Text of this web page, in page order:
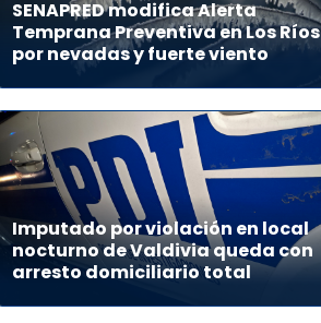
SENAPRED modifica Alerta
Temprana Preventiva en Los Ríos
por nevadas y fuerte viento
Imputado por violación en local
nocturno de Valdivia queda con
arresto domiciliario total